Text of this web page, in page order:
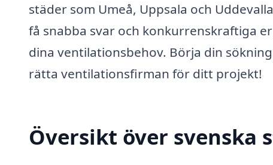
städer som Umeå, Uppsala och
få snabba svar och konkurrenskraftiga
dina ventilationsbehov. Börja din
rätta ventilationsfirman för ditt projekt!
Översikt över svenska